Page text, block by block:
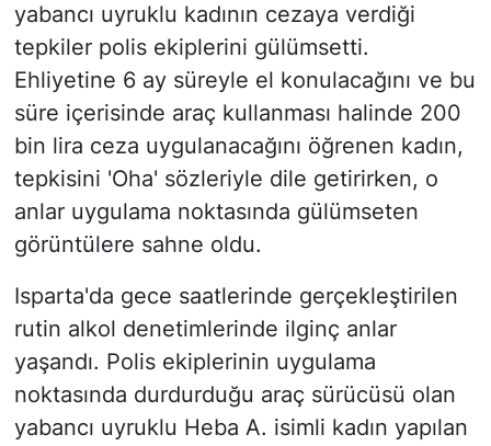
yabancı uyruklu kadının cezaya verdiği
tepkiler polis ekiplerini gülümsetti.
Ehliyetine 6 ay süreyle el konulacağını ve bu
süre içerisinde araç kullanması halinde 200
bin lira ceza uygulanacağını öğrenen kadın,
tepkisini 'Oha' sözleriyle dile getirirken, o
anlar uygulama noktasında gülümseten
görüntülere sahne oldu.
Isparta'da gece saatlerinde gerçekleştirilen
rutin alkol denetimlerinde ilginç anlar
yaşandı. Polis ekiplerinin uygulama
noktasında durdurduğu araç sürücüsü olan
yabancı uyruklu Heba A. isimli kadın yapılan